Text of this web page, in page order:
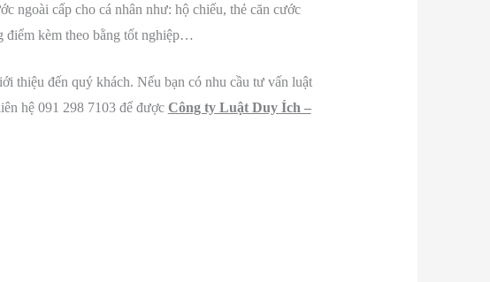
ngoài cấp cho cá nhân như: hộ chiếu, thẻ căn cước
điểm kèm theo bằng tốt nghiệp…
thiệu đến quý khách. Nếu bạn có nhu cầu tư vấn luật
hệ 091 298 7103 để được Công ty Luật Duy Ích –